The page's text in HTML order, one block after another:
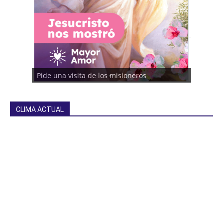
Pide una visita de los misioneros
CLIMA ACTUAL